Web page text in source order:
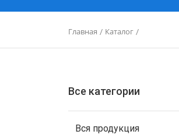
Главная / Каталог /
Все категории
Вся продукция